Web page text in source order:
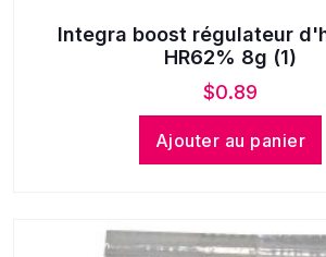
Integra boost régulateur
HR62% 8g (1)
$0.89
Ajouter au panier